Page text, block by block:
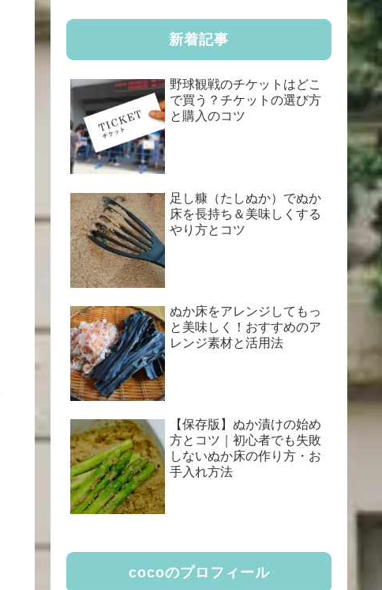
新着記事
野球観戦のチケットはどこ
で買う？チケットの選び方
と購入のコツ
足し糠（たしぬか）でぬか
床を長持ち＆美味しくする
やり方とコツ
ぬか床をアレンジしてもっ
と美味しく！おすすめのア
レンジ素材と活用法
【保存版】ぬか漬けの始め
方とコツ｜初心者でも失敗
しないぬか床の作り方・お
手入れ方法
cocoのプロフィール